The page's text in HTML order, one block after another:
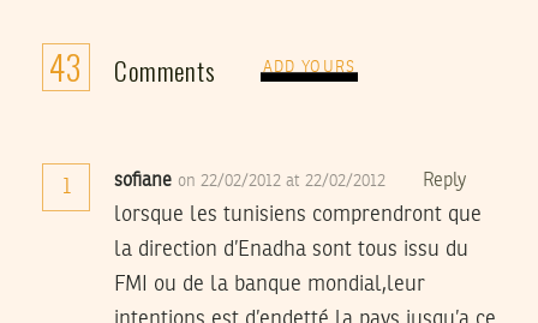
43 Comments ADD YOURS
1 sofiane on 22/02/2012 at 22/02/2012 Reply
lorsque les tunisiens comprendront que
la direction d’Enadha sont tous issu du
FMI ou de la banque mondial,leur